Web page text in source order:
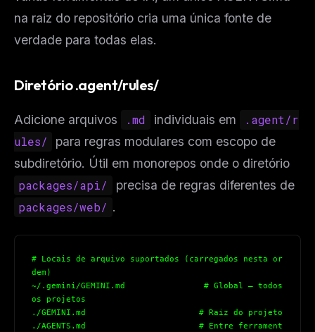
na raiz do repositório cria uma única fonte de
verdade para todas elas.
Diretório .agent/rules/
Adicione arquivos .md individuais em
.agent/r
ules/
para regras modulares com escopo de
subdiretório. Útil em monorepos onde o diretório
packages/api/
precisa de regras diferentes de
packages/web/ .
# Locais de arquivo suportados (carregados nesta or
dem)
~/.gemini/GEMINI.md                # Global — todos
os projetos
./GEMINI.md                       # Raiz do projeto
./AGENTS.md                       # Entre ferrament